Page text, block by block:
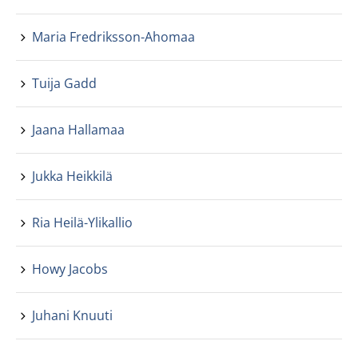
Maria Fredriksson-Ahomaa
Tuija Gadd
Jaana Hallamaa
Jukka Heikkilä
Ria Heilä-Ylikallio
Howy Jacobs
Juhani Knuuti